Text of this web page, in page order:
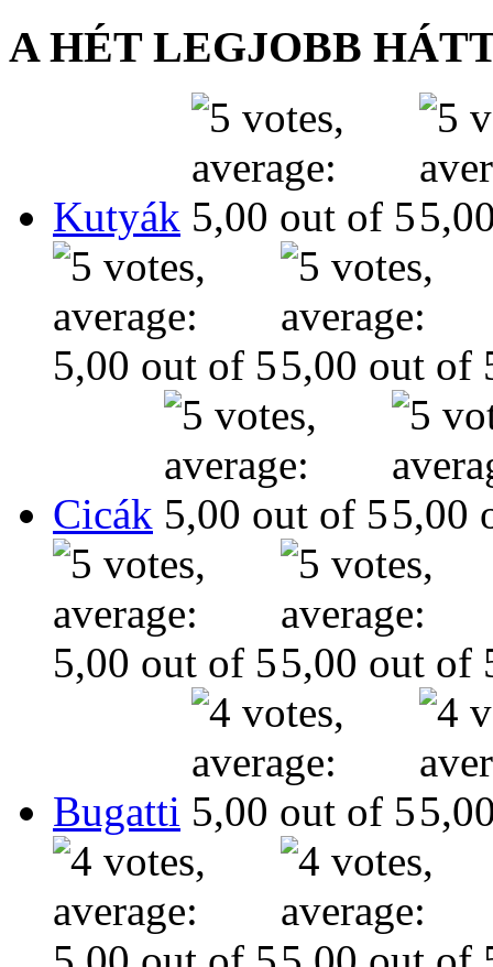
A HÉT LEGJOBB
Kutyák
Cicák
Bugatti